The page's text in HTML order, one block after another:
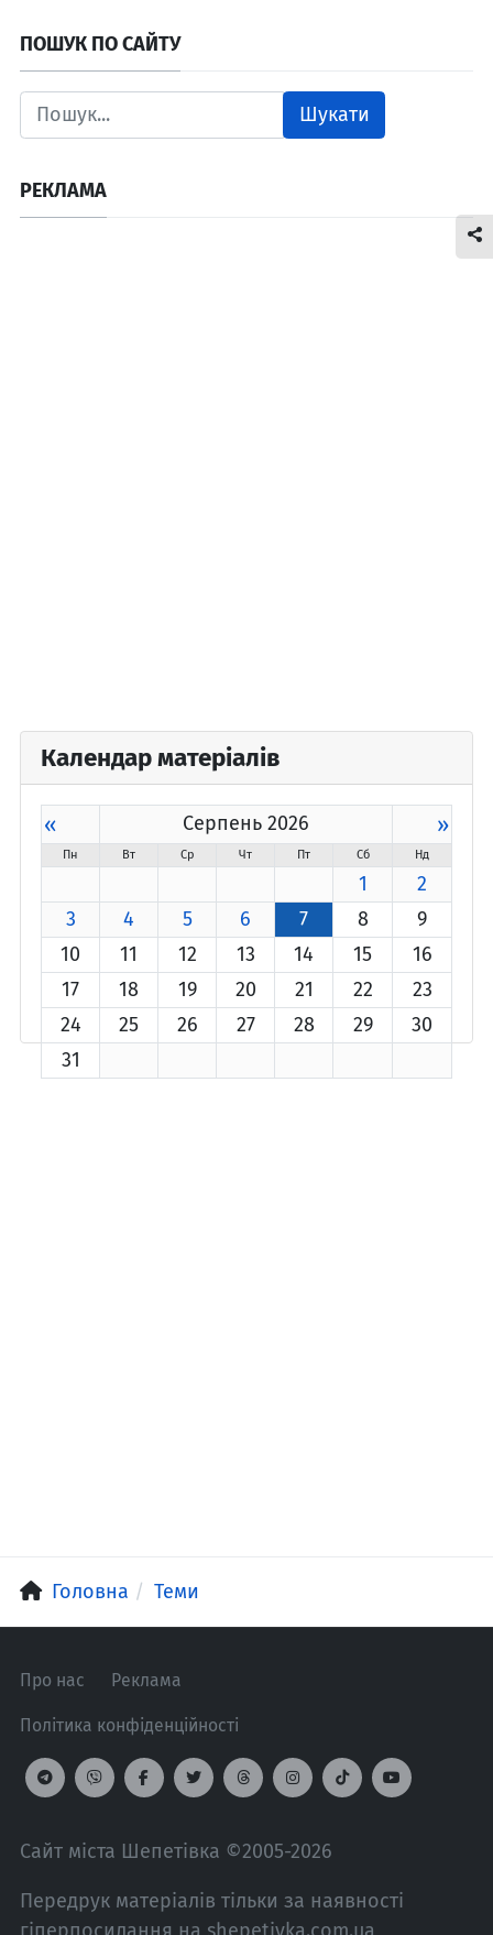
ПОШУК ПО САЙТУ
Шукати
РЕКЛАМА
Календар матеріалів
« Серпень 2026 »
Пн Вт Ср Чт Пт Сб Нд
1
2
3
4 5 6 7 8
9
10
11 12 13 14 15
16
17
18 19 20 21 22
23
24
25 26 27 28 29
30
31
Головна Теми
Про нас Реклама
Політика конфіденційності
Сайт міста Шепетівка ©2005-2026
Передрук матеріалів тільки за наявності